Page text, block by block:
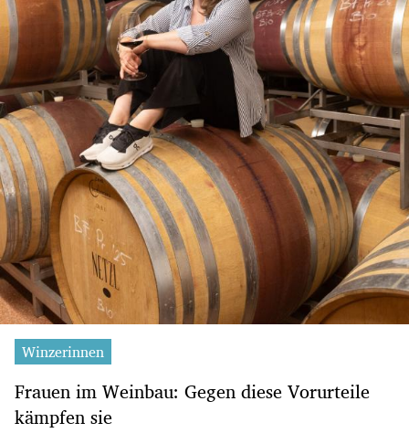
Winzerinnen
Frauen im Weinbau: Gegen diese Vorurteile
kämpfen sie